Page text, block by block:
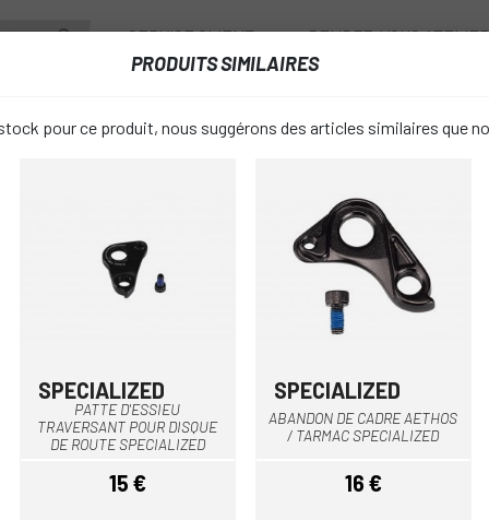
SERVICE CLIENT RENDEZ-VOUS
favorite_border
TUBE
COULEUR: CarboneTransparent
DY79CBPDS300
PRODUITS SIMILAIRES
pour ce produit, nous suggérons des articles similaires que
SPECIALIZED
PATTE D'ESSIEU
TRAVERSANT POUR DISQUE
DE ROUTE SPECIALIZED
Prix
15 €
SPECIALIZED
ABANDON DE CADRE AETHOS
/ TARMAC SPECIALIZED
Prix
16 €